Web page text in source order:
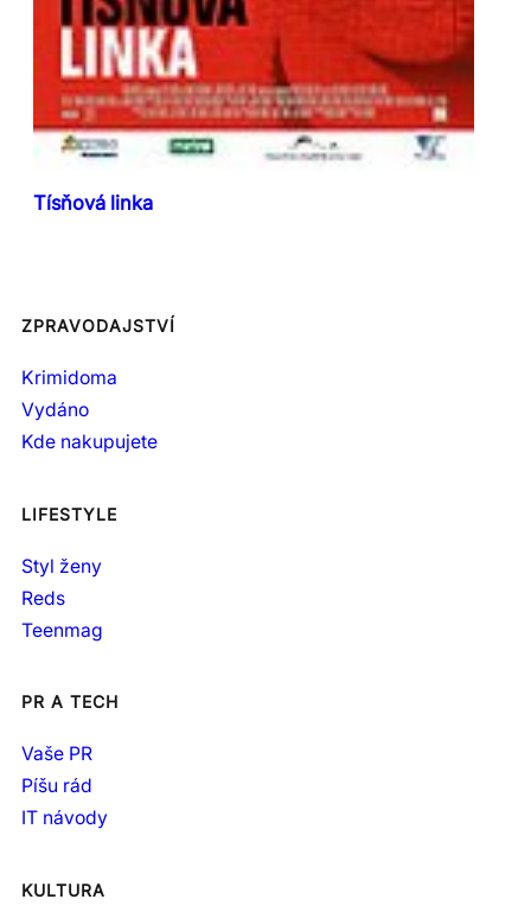
Tísňová linka
ZPRAVODAJSTVÍ
Krimidoma
Vydáno
Kde nakupujete
LIFESTYLE
Styl ženy
Reds
Teenmag
PR A TECH
Vaše PR
Píšu rád
IT návody
KULTURA